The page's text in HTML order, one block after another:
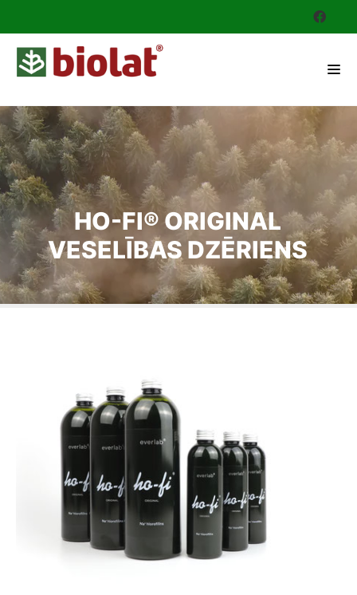
HO-FI® ORIGINAL
VESELĪBAS DZĒRIENS